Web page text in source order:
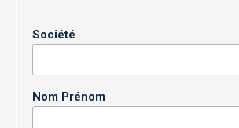
Société
Nom Prénom